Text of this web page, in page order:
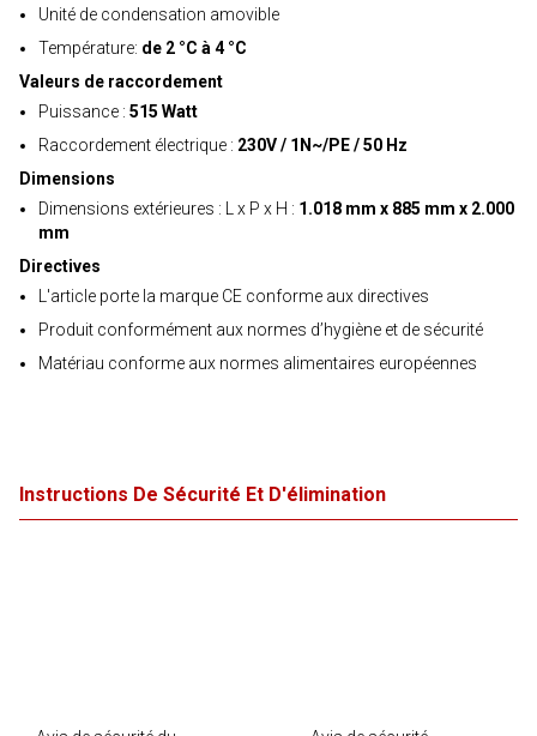
Unité de condensation amovible
Température: de 2 °C à 4 °C
Valeurs de raccordement
Puissance : 515 Watt
Raccordement électrique : 230V / 1N~/PE / 50 Hz
Dimensions
Dimensions extérieures : L x P x H : 1.018 mm x 885 mm x 2.000
mm
Directives
L'article porte la marque CE conforme aux directives
Produit conformément aux normes d’hygiène et de sécurité
Matériau conforme aux normes alimentaires européennes
Instructions De Sécurité Et D'élimination